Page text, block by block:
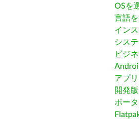
OSを
言語
イン
シス
ビジ
アプ
開発版
ポー